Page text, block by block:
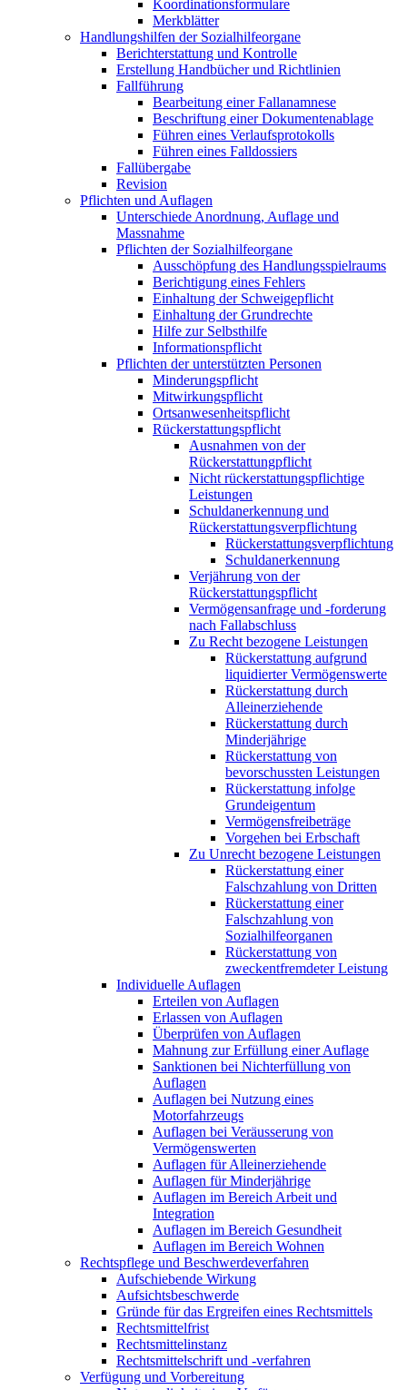
Koordinationsformulare
Merkblätter
Handlungshilfen der Sozialhilfeorgane
Berichterstattung und Kontrolle
Erstellung Handbücher und Richtlinien
Fallführung
Bearbeitung einer Fallanamnese
Beschriftung einer Dokumentenablage
Führen eines Verlaufsprotokolls
Führen eines Falldossiers
Fallübergabe
Revision
Pflichten und Auflagen
Unterschiede Anordnung, Auflage und
Massnahme
Pflichten der Sozialhilfeorgane
Ausschöpfung des Handlungsspielraums
Berichtigung eines Fehlers
Einhaltung der Schweigepflicht
Einhaltung der Grundrechte
Hilfe zur Selbsthilfe
Informationspflicht
Pflichten der unterstützten Personen
Minderungspflicht
Mitwirkungspflicht
Ortsanwesenheitspflicht
Rückerstattungspflicht
Ausnahmen von der
Rückerstattungpflicht
Nicht rückerstattungspflichtige
Leistungen
Schuldanerkennung und
Rückerstattungsverpflichtung
Rückerstattungsverpflichtung
Schuldanerkennung
Verjährung von der
Rückerstattungspflicht
Vermögensanfrage und -forderung
nach Fallabschluss
Zu Recht bezogene Leistungen
Rückerstattung aufgrund
liquidierter Vermögenswerte
Rückerstattung durch
Alleinerziehende
Rückerstattung durch
Minderjährige
Rückerstattung von
bevorschussten Leistungen
Rückerstattung infolge
Grundeigentum
Vermögensfreibeträge
Vorgehen bei Erbschaft
Zu Unrecht bezogene Leistungen
Rückerstattung einer
Falschzahlung von Dritten
Rückerstattung einer
Falschzahlung von
Sozialhilfeorganen
Rückerstattung von
zweckentfremdeter Leistung
Individuelle Auflagen
Erteilen von Auflagen
Erlassen von Auflagen
Überprüfen von Auflagen
Mahnung zur Erfüllung einer Auflage
Sanktionen bei Nichterfüllung von
Auflagen
Auflagen bei Nutzung eines
Motorfahrzeugs
Auflagen bei Veräusserung von
Vermögenswerten
Auflagen für Alleinerziehende
Auflagen für Minderjährige
Auflagen im Bereich Arbeit und
Integration
Auflagen im Bereich Gesundheit
Auflagen im Bereich Wohnen
Rechtspflege und Beschwerdeverfahren
Aufschiebende Wirkung
Aufsichtsbeschwerde
Gründe für das Ergreifen eines Rechtsmittels
Rechtsmittelfrist
Rechtsmittelinstanz
Rechtsmittelschrift und -verfahren
Verfügung und Vorbereitung